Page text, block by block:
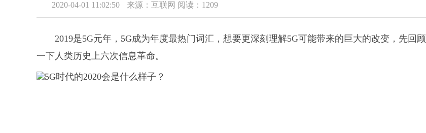
2020-04-01 11:02:50 来源：互联网 阅读：1209
2019是5G元年，5G成为年度最热门词汇，想要更深刻理解5G可能带来的巨大的改变，先回顾
一下人类历史上六次信息革命。